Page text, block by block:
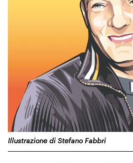
Illustrazione di Stefano Fabbri